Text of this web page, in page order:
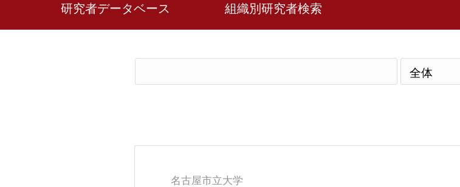
研究者データベース 組織別研究者検索
名古屋市立大学